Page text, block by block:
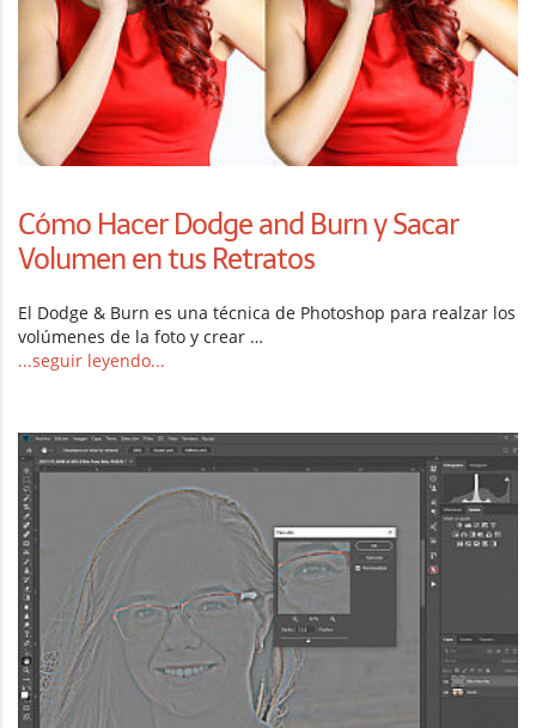
Cómo Hacer Dodge and Burn y Sacar
Volumen en tus Retratos
El Dodge & Burn es una técnica de Photoshop para realzar los
volúmenes de la foto y crear …
...seguir leyendo...